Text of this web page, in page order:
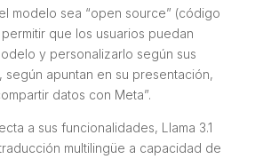
modelo sea “open source” (código
que los usuarios puedan
y personalizarlo según sus
según apuntan en su presentación,
datos con Meta”.
a sus funcionalidades, Llama 3.1
multilingüe a capacidad de